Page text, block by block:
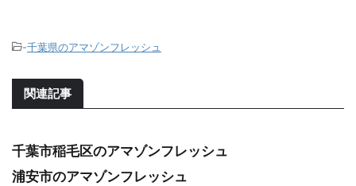
-千葉県のアマゾンフレッシュ
関連記事
千葉市稲毛区のアマゾンフレッシュ
浦安市のアマゾンフレッシュ